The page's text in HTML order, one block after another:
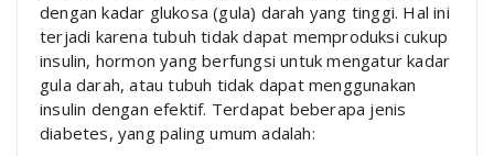
dengan kadar glukosa (gula) darah yang tinggi. Hal ini
terjadi karena tubuh tidak dapat memproduksi cukup
insulin, hormon yang berfungsi untuk mengatur kadar
gula darah, atau tubuh tidak dapat menggunakan
insulin dengan efektif. Terdapat beberapa jenis
diabetes, yang paling umum adalah: